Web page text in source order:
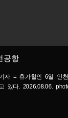
공항
자 = 휴가철인 6일 인
있다. 2026.08.06.